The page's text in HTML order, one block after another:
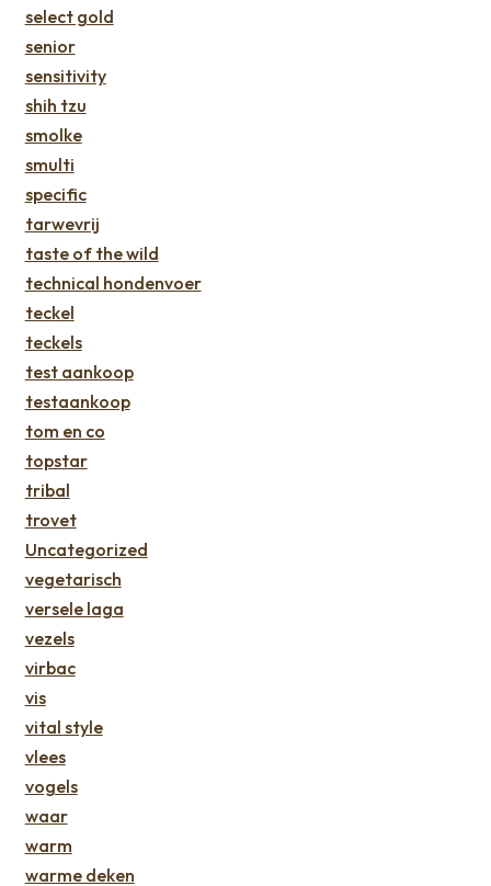
select gold
senior
sensitivity
shih tzu
smolke
smulti
specific
tarwevrij
taste of the wild
technical hondenvoer
teckel
teckels
test aankoop
testaankoop
tom en co
topstar
tribal
trovet
Uncategorized
vegetarisch
versele laga
vezels
virbac
vis
vital style
vlees
vogels
waar
warm
warme deken